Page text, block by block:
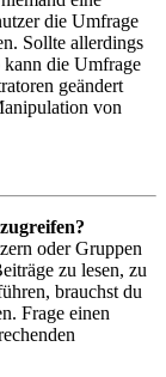
die Umfrage
Sollte allerdings
kann die Umfrage
geändert
von
oder Gruppen
zu lesen, zu
brauchst du
Frage einen